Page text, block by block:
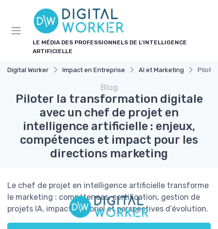
LE MÉDIA DES PROFESSIONNELS DE L'INTELLIGENCE
ARTIFICIELLE
Digital Worker Impact en Entreprise AI et Marketing
Blog
Piloter la transformation digitale
avec un chef de projet en
intelligence artificielle : enjeux,
compétences et impact pour les
directions marketing
Le chef de projet en intelligence artificielle transforme
le marketing : compétences, certification, gestion de
projets IA, impact sectoriel et perspectives d’évolution.